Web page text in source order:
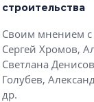
строительства
Своим мнением с
Сергей Хромов,
Светлана
Голубев,
др.